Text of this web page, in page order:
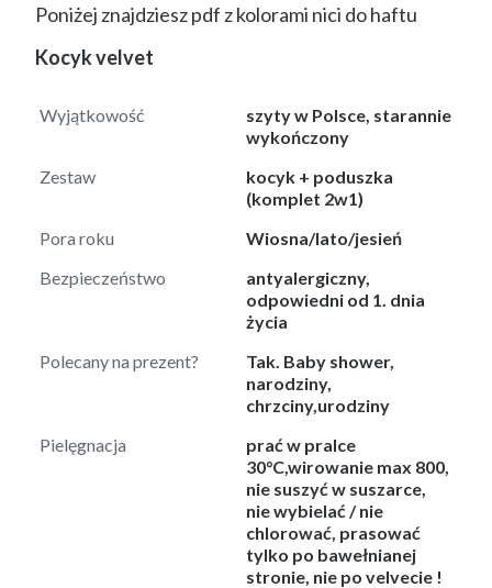
Poniżej znajdziesz pdf z kolorami nici do haftu
Kocyk velvet
Wyjątkowość
szyty w Polsce, starannie
wykończony
Zestaw
kocyk + poduszka
(komplet 2w1)
Pora roku
Wiosna/lato/jesień
Bezpieczeństwo
antyalergiczny,
odpowiedni od 1. dnia
życia
Polecany na prezent?
Tak. Baby shower,
narodziny,
chrzciny,urodziny
Pielęgnacja
prać w pralce
30°C,wirowanie max 800,
nie suszyć w suszarce,
nie wybielać / nie
chlorować, prasować
tylko po bawełnianej
stronie, nie po velvecie !